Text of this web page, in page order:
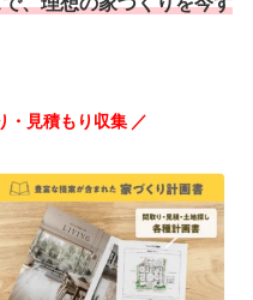
・見積もり収集 ／